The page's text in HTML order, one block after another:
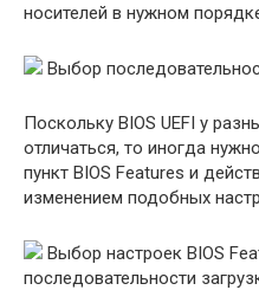
носителей в нужном
Выбор
Поскольку BIOS UEFI у
отличаться, то иногда
пункт BIOS Features и
изменением подобных
Выбор настроек BIOS
последовательности